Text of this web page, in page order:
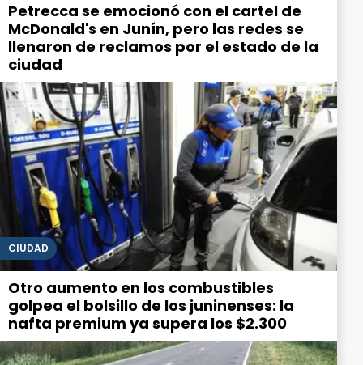
Petrecca se emocionó con el cartel de
McDonald's en Junín, pero las redes se
llenaron de reclamos por el estado de la
ciudad
CIUDAD
Otro aumento en los combustibles
golpea el bolsillo de los juninenses: la
nafta premium ya supera los $2.300